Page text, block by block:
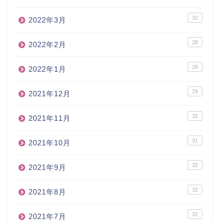
2022年3月 32
2022年2月 28
2022年1月 28
2021年12月 29
2021年11月 32
2021年10月 31
2021年9月 32
2021年8月 32
2021年7月 32